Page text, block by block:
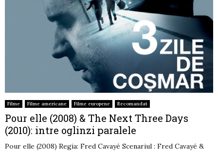
Filme Filme americane Filme europene Recomandat
Pour elle (2008) & The Next Three Days
(2010): intre oglinzi paralele
Pour elle (2008) Regia: Fred Cavayé Scenariul : Fred Cavayé &